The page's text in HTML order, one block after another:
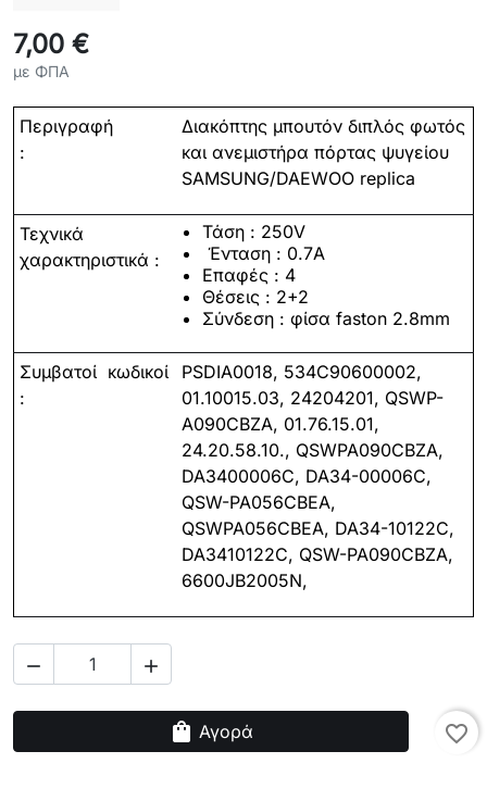
7,00 €
με ΦΠΑ
Περιγραφή
:
Διακόπτης μπουτόν διπλός φωτός
και ανεμιστήρα πόρτας ψυγείου
SAMSUNG/DAEWOO replica
Τεχνικά
χαρακτηριστικά :
Τάση : 250V
Ένταση : 0.7Α
Επαφές : 4
Θέσεις : 2+2
Σύνδεση :φίσαfaston 2.8mm
Συμβατοί κωδικοί
:
PSDIA0018, 534C90600002,
01.10015.03, 24204201, QSWP-
A090CBZA, 01.76.15.01,
24.20.58.10., QSWPA090CBZA,
DA3400006C, DA34-00006C,
QSW-PA056CBEA,
QSWPA056CBEA, DA34-10122C,
DA3410122C, QSW-PA090CBZA,
6600JB2005N,
 
shopping_bag Αγορά favorite_border